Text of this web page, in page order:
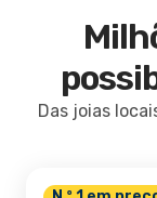
Das joias